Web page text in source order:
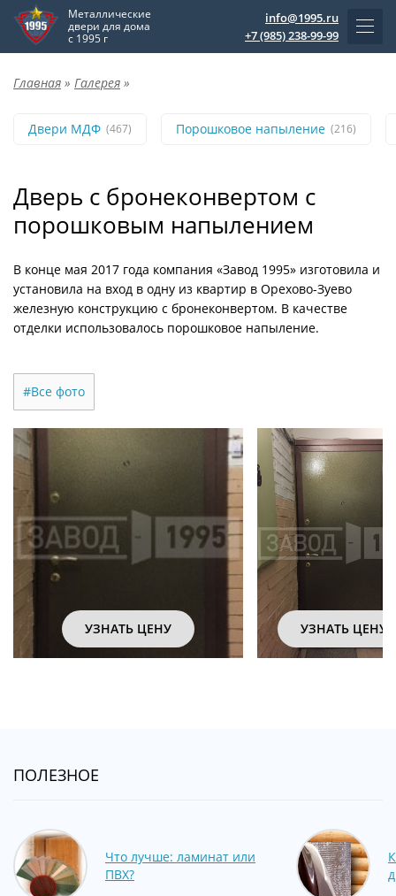
Металлические
двери для дома
с 1995 г
info@1995.ru
+7 (985) 238-99-99
Главная » Галерея »
Двери МДФ (467) Порошковое напыление (216)
Дверь с бронеконвертом с
порошковым напылением
В конце мая 2017 года компания «Завод 1995» изготовила и
установила на вход в одну из квартир в Орехово-Зуево
железную конструкцию с бронеконвертом. В качестве
отделки использовалось порошковое напыление.
#Все фото
УЗНАТЬ ЦЕНУ УЗНАТЬ ЦЕНУ
ПОЛЕЗНОЕ
Что лучше: ламинат или
ПВХ?